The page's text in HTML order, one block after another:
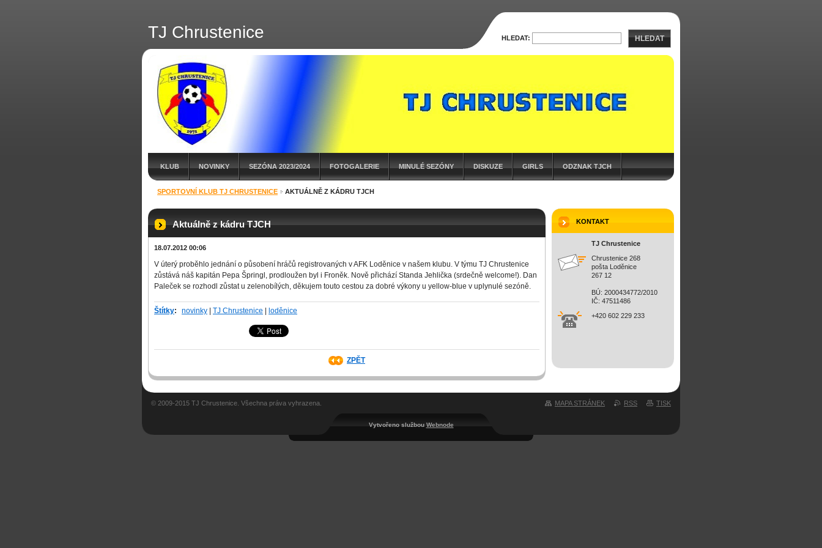
TJ Chrustenice
KLUB NOVINKY SEZÓNA 2023/2024 FOTOGALERIE MINULÉ SEZÓNY DISKUZE GIRLS ODZNAK TJCH
SPORTOVNÍ KLUB TJ CHRUSTENICE AKTUÁLNĚ Z KÁDRU TJCH
Aktuálně z kádru TJCH
18.07.2012 00:06
V úterý proběhlo jednání o působení hráčů registrovaných v AFK Loděnice v našem klubu. V týmu TJ Chrustenice
zůstává náš kapitán Pepa Špringl, prodloužen byl i Froněk. Nově přichází Standa Jehlička (srdečně welcome!). Dan
Paleček se rozhodl zůstat u zelenobílých, děkujem touto cestou za dobré výkony u yellow-blue v uplynulé sezóně.
Štítky: novinky TJ Chrustenice loděnice
ZPĚT
KONTAKT
TJ Chrustenice
Chrustenice 268
pošta Loděnice
267 12
BÚ: 2000434772/2010
IČ: 47511486
+420 602 229 233
HLEDAT: HLEDAT
MAPA STRÁNEK RSS TISK
© 2009-2015 TJ Chrustenice. Všechna práva vyhrazena.
Vytvořeno službou Webnode